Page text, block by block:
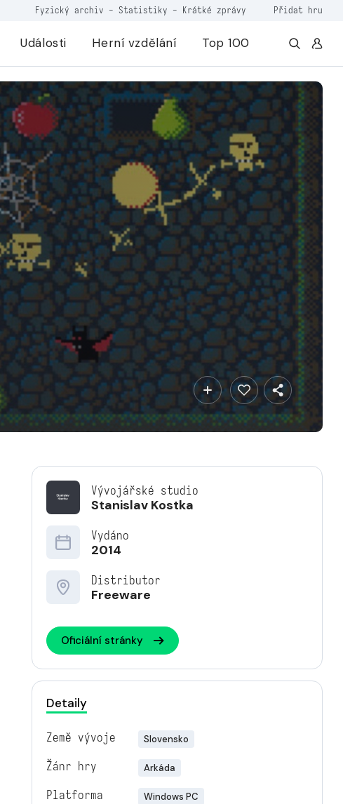
Fyzický archiv - Statistiky - Krátké zprávy Přidat hru
Události Herní vzdělání Top 100
Vývojářské studio
Stanislav Kostka
Vydáno
2014
Distributor
Freeware
Oficiální stránky
Detaily
Země vývoje Slovensko
Žánr hry Arkáda
Platforma Windows PC